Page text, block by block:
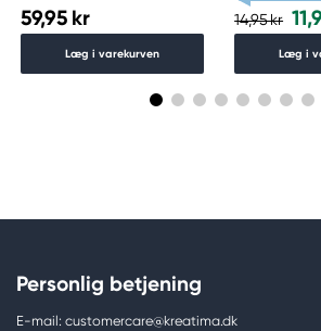
59,95 kr
Læg i varekurven
14,95 kr
Læg i
Personlig betjening
E-mail: customercare@kreatima.dk